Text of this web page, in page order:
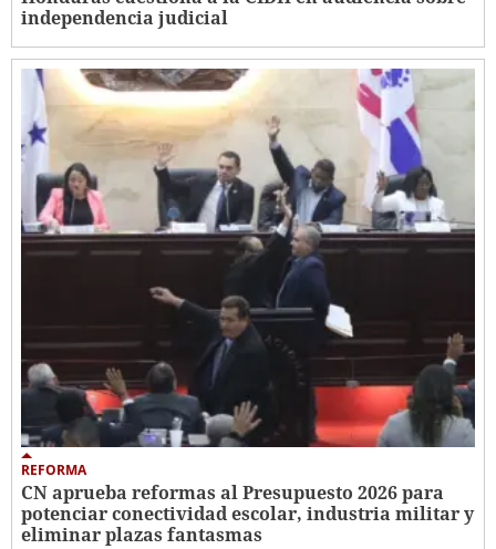
independencia judicial
REFORMA
CN aprueba reformas al Presupuesto 2026 para
potenciar conectividad escolar, industria militar y
eliminar plazas fantasmas